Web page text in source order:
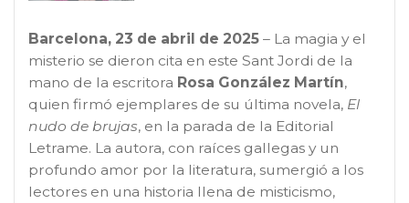
Barcelona, 23 de abril de 2025 – La magia y el
misterio se dieron cita en este Sant Jordi de la
mano de la escritora Rosa González Martín,
quien firmó ejemplares de su última novela, El
nudo de brujas, en la parada de la Editorial
Letrame. La autora, con raíces gallegas y un
profundo amor por la literatura, sumergió a los
lectores en una historia llena de misticismo,